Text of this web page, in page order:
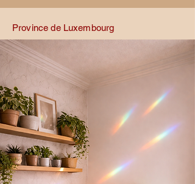
Province de Luxembourg